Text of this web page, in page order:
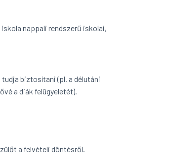
nappali rendszerű iskolai,
biztosítani (pl. a délutáni
a diák felügyeletét).
a felvételi döntésről.